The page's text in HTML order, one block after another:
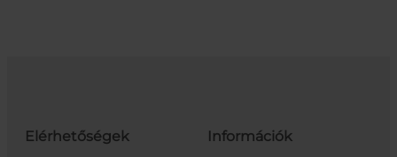
Elérhetőségek Információk